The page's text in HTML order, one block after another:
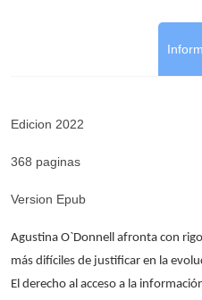
Edicion 2022
368 paginas
Version Epub
Agustina O`Donnell afronta con
más difíciles de justificar en la
El derecho al acceso a la